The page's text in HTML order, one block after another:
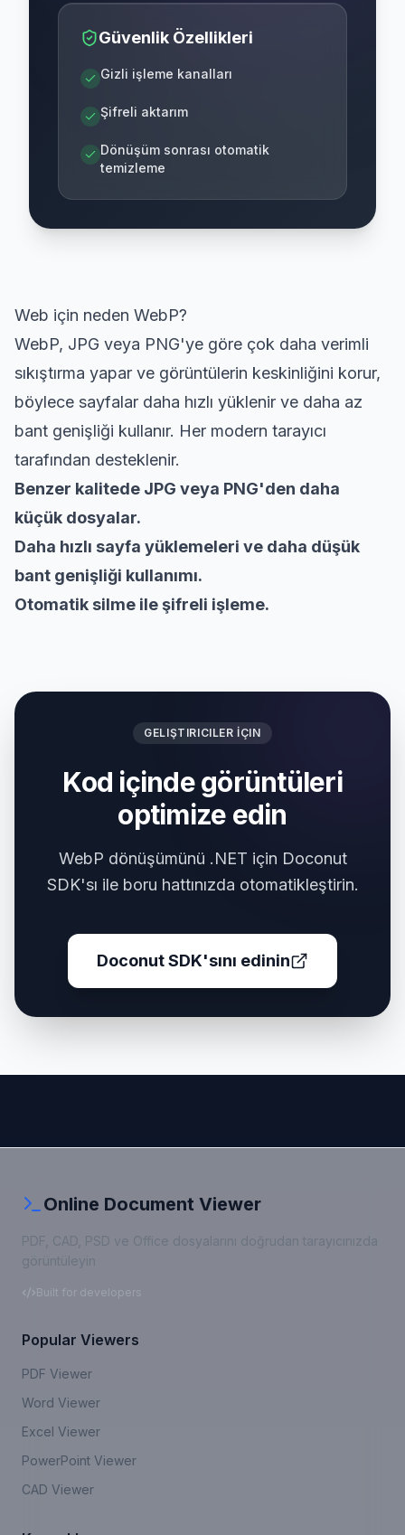
Güvenlik Özellikleri
Gizli işleme kanalları
Şifreli aktarım
Dönüşüm sonrası otomatik
temizleme
Web için neden WebP?
WebP, JPG veya PNG'ye göre çok daha verimli
sıkıştırma yapar ve görüntülerin keskinliğini korur,
böylece sayfalar daha hızlı yüklenir ve daha az
bant genişliği kullanır. Her modern tarayıcı
tarafından desteklenir.
Benzer kalitede JPG veya PNG'den daha
küçük dosyalar.
Daha hızlı sayfa yüklemeleri ve daha düşük
bant genişliği kullanımı.
Otomatik silme ile şifreli işleme.
GELIŞTIRICILER İÇIN
Kod içinde görüntüleri
optimize edin
WebP dönüşümünü .NET için Doconut
SDK'sı ile boru hattınızda otomatikleştirin.
Doconut SDK'sını edinin
Online Document Viewer
PDF, CAD, PSD ve Office dosyalarını doğrudan tarayıcınızda
görüntüleyin
Built for developers
Popular Viewers
PDF Viewer
Word Viewer
Excel Viewer
PowerPoint Viewer
CAD Viewer